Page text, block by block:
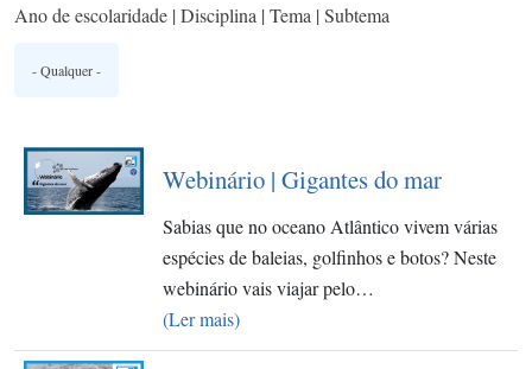
Ano de escolaridade | Disciplina | Tema | Subtema
Webinário | Gigantes do mar
Sabias que no oceano Atlântico vivem várias
espécies de baleias, golfinhos e botos? Neste
webinário vais viajar pelo…
(Ler mais)